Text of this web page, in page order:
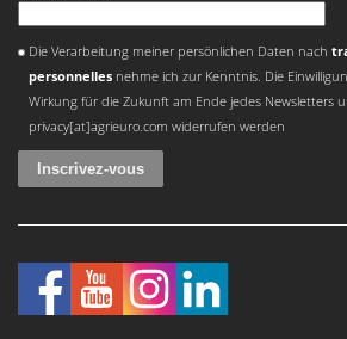
Die Verarbeitung meiner persönlichen Daten nach
personnellesnehme ich zur Kenntnis. Die
Wirkung für die Zukunft am Ende jedes Newsletters
privacy[at]agrieuro.com widerrufen werden